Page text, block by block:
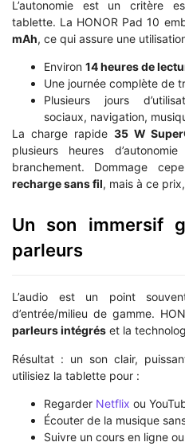
L’autonomie est un critère
tablette. La HONOR Pad 10
mAh, ce qui assure une
Environ 14 heures de
Une journée complète de
Plusieurs jours
sociaux, navigation,
La charge rapide 35 W
plusieurs heures
branchement. Dommage
recharge sans fil, mais à ce
Un son immersif
parleurs
L’audio est un point
d’entrée/milieu de gamme.
parleurs intégrés et la
Résultat : un son clair,
utilisiez la tablette pour :
Regarder Netflix ou
Écouter de la musique
Suivre un cours en ligne